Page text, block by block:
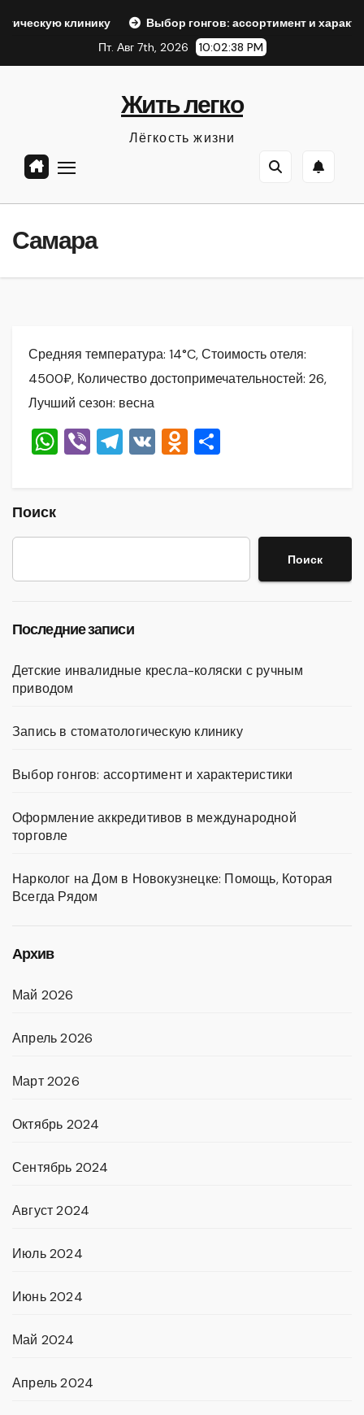
Выбор гонгов: ассортимент и характеристики
Пт. Авг 7th, 2026
10:02:39 PM
Жить легко
Лёгкость жизни
Самара
Средняя температура: 14°C, Стоимость отеля:
4500₽, Количество достопримечательностей: 26,
Лучший сезон: весна
W
A
p
Vi T
a
m
V O
kl
a
в
и
Поиск
Поиск
Последние записи
Детские инвалидные кресла-коляски с ручным
приводом
Запись в стоматологическую клинику
Выбор гонгов: ассортимент и характеристики
Оформление аккредитивов в международной
торговле
Нарколог на Дом в Новокузнецке: Помощь, Которая
Всегда Рядом
Архив
Май 2026
Апрель 2026
Март 2026
Октябрь 2024
Сентябрь 2024
Август 2024
Июль 2024
Июнь 2024
Май 2024
Апрель 2024